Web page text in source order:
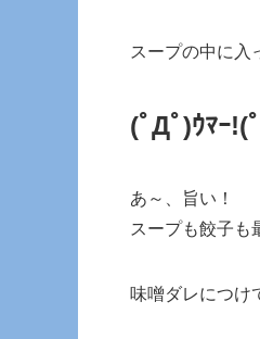
スープの中に入
(ﾟДﾟ)ｳﾏｰ!(
あ～、旨い！
スープも餃子も
味噌ダレにつけ